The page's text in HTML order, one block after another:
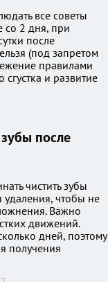
все советы
со 2 дня, при
после
(под запретом
правилами
и развитие
после
чистить зубы
удаления, чтобы не
Важно
движений.
дней, поэтому
получения